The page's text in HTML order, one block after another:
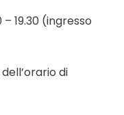
– 19.30 (ingresso
di